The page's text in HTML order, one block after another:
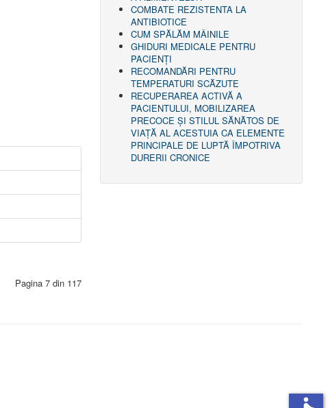
Pagina 7 din 117
COMBATE REZISTENTA LA
ANTIBIOTICE
CUM SPĂLĂM MÂINILE
GHIDURI MEDICALE PENTRU
PACIENȚI
RECOMANDĂRI PENTRU
TEMPERATURI SCĂZUTE
RECUPERAREA ACTIVĂ A
PACIENTULUI, MOBILIZAREA
PRECOCE ȘI STILUL SĂNĂTOS DE
VIAȚĂ AL ACESTUIA CA ELEMENTE
PRINCIPALE DE LUPTĂ ÎMPOTRIVA
DURERII CRONICE